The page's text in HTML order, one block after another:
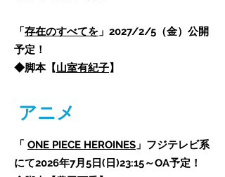
「存在のすべてを 」2027/2/5（金）公開
予定！
​◆脚本【山室有紀子】
アニメ
「 ONE PIECE HEROINES 」フジテレビ系
にて2026年7月5日(日)23:15～OA予定！